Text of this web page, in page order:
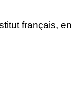
français, en